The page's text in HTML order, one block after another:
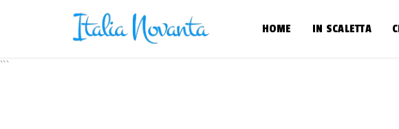
HOME IN SCALETTA
```